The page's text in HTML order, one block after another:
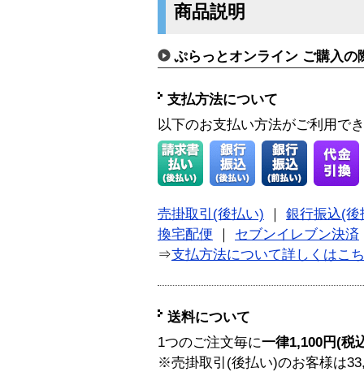
商品説明
ぷらっとオンライン ご購入の
支払方法について
以下のお支払い方法がご利用で
売掛取引(後払い)
銀行振込(後
換宅配便
セブンイレブン決済
⇒支払方法について詳しくはこ
送料について
1つのご注文毎に一律1,100円(税
※売掛取引(後払い)のお客様は